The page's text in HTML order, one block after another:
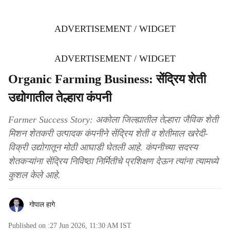
ADVERTISEMENT / WIDGET
ADVERTISEMENT / WIDGET
Organic Farming Business: सेंद्रिय शेती
उद्योगातील तेल्हारा कंपनी
Farmer Success Story: अकोला जिल्ह्यातील तेल्हारा जैविक शेती
मिशन शेतकरी उत्पादक कंपनीने सेंद्रिय शेती व शेतीमाल खरेदी-
विक्री उद्योगातून मोठी आघाडी घेतली आहे. कंपनीच्या सदस्य
शेतकऱ्यांना सेंद्रिय निविष्ठा निर्मितीचे प्रशिक्षण देऊन त्यांना त्यामध्ये
कुशल केले आहे.
गोपाल हागे
Published on :27 Jun 2026, 11:30 AM IST